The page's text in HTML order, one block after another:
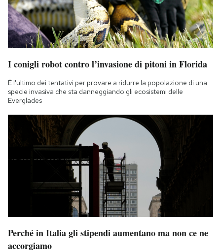
I conigli robot contro l’invasione di pitoni in Florida
È l'ultimo dei tentativi per provare a ridurre la popolazione di una
specie invasiva che sta danneggiando gli ecosistemi delle
Everglades
Perché in Italia gli stipendi aumentano ma non ce ne
accorgiamo